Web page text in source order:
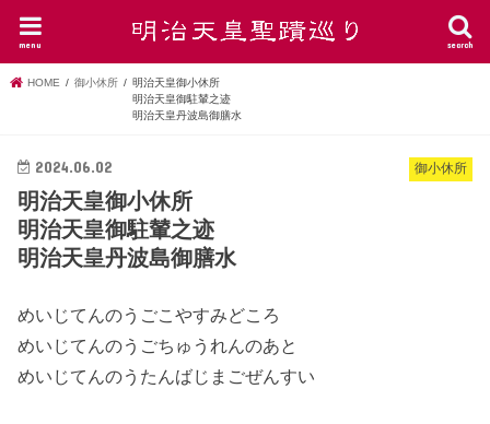
search
menu
HOME 御小休所
明治天皇御小休所
明治天皇御駐輦之迹
明治天皇丹波島御膳水
御小休所
2024.06.02
明治天皇御小休所
明治天皇御駐輦之迹
明治天皇丹波島御膳水
めいじてんのうごこやすみどころ
めいじてんのうごちゅうれんのあと
めいじてんのうたんばじまごぜんすい